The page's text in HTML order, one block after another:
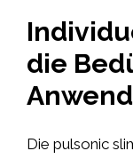
die
Die pulsonic